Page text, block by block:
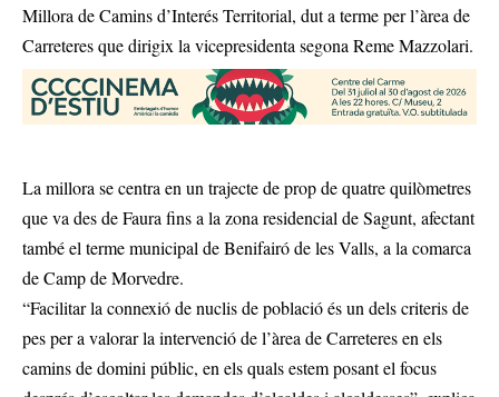
Millora de Camins d’Interés Territorial, dut a terme per l’àrea de
Carreteres que dirigix la vicepresidenta segona Reme Mazzolari.
La millora se centra en un trajecte de prop de quatre quilòmetres
que va des de Faura fins a la zona residencial de Sagunt, afectant
també el terme municipal de Benifairó de les Valls, a la comarca
de Camp de Morvedre.
“Facilitar la connexió de nuclis de població és un dels criteris de
pes per a valorar la intervenció de l’àrea de Carreteres en els
camins de domini públic, en els quals estem posant el focus